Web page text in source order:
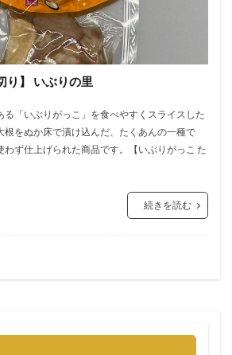
り】 いぶりの里
る「いぶりがっこ」を食べやすくスライスした
根をぬか床で漬け込んだ、たくあんの一種で
ず仕上げられた商品です。【いぶりがっこ た
続きを読む